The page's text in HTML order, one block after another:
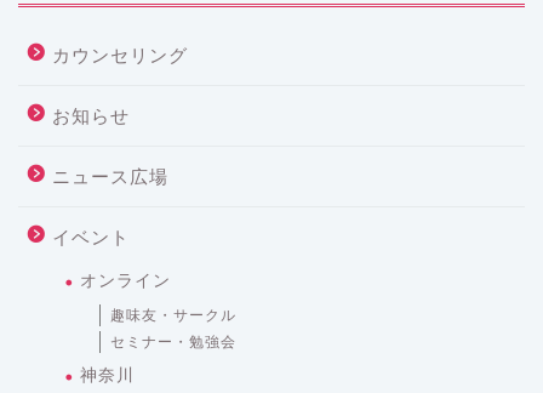
カウンセリング
お知らせ
ニュース広場
イベント
オンライン
趣味友・サークル
セミナー・勉強会
神奈川